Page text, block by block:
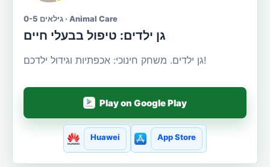
גילאים 0-5 · Animal Care
גן ילדים: טיפול בבעלי חיים
גן ילדים. משחק חינוכי: אכפתיות וגידול ילדכם!
Play on Google Play
Huawei App Store